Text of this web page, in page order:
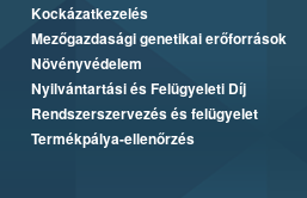
Kockázatkezelés
Mezőgazdasági genetikai erőforrások
Növényvédelem
Nyilvántartási és Felügyeleti Díj
Rendszerszervezés és felügyelet
Termékpálya-ellenőrzés